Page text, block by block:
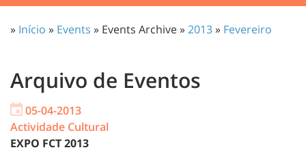
» Início » Events » Events Archive »2013» Fevereiro
Arquivo de Eventos
05-04-2013
Actividade Cultural
EXPO FCT 2013